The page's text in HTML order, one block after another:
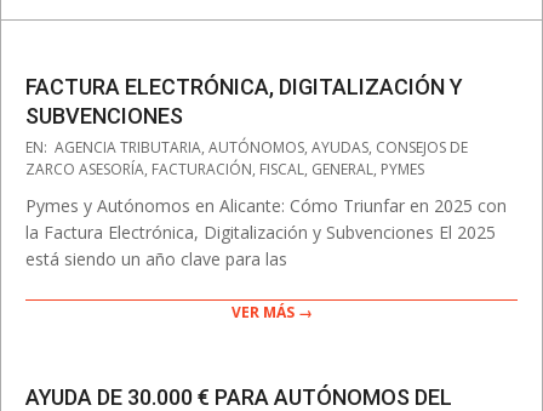
FACTURA ELECTRÓNICA, DIGITALIZACIÓN Y
SUBVENCIONES
2025-
04-
11
EN: AGENCIA TRIBUTARIA, AUTÓNOMOS, AYUDAS, CONSEJOS DE
ZARCO ASESORÍA, FACTURACIÓN, FISCAL, GENERAL, PYMES
Pymes y Autónomos en Alicante: Cómo Triunfar en 2025 con
la Factura Electrónica, Digitalización y Subvenciones El 2025
está siendo un año clave para las
VER MÁS →
AYUDA DE 30.000 € PARA AUTÓNOMOS DEL